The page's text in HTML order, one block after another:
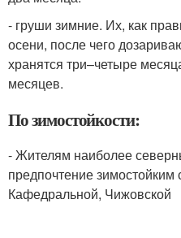
- груши зимние. Их, как
осени, после чего
хранятся три–четыре
месяцев.
По зимостойкости:
- Жителям наиболее
предпочтение зимостойким
Кафедральной, Чижовской